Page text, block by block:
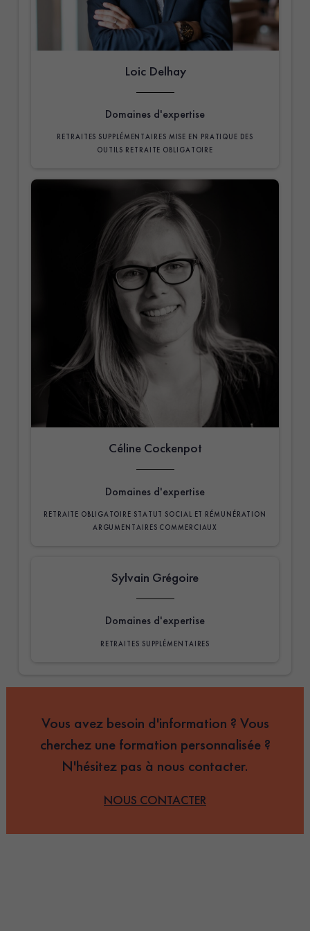
Loic Delhay
Domaines d'expertise
RETRAITES SUPPLÉMENTAIRES MISE EN PRATIQUE DES
OUTILS RETRAITE OBLIGATOIRE
Céline Cockenpot
Domaines d'expertise
RETRAITE OBLIGATOIRE STATUT SOCIAL ET RÉMUNÉRATION
ARGUMENTAIRES COMMERCIAUX
Sylvain Grégoire
Domaines d'expertise
RETRAITES SUPPLÉMENTAIRES
Vous avez besoin d'information ? Vous
cherchez une formation personnalisée ?
N'hésitez pas à nous contacter.
NOUS CONTACTER